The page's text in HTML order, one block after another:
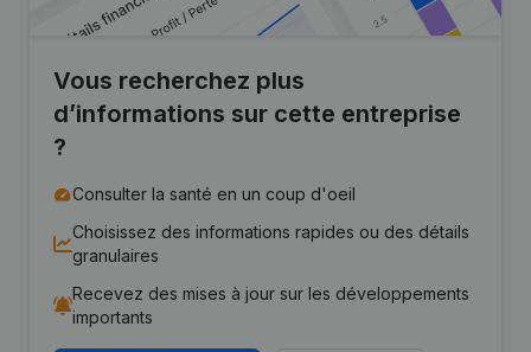
Vous recherchez plus
d’informations sur cette entreprise
?
Consulter la santé en un coup d'oeil
Choisissez des informations rapides ou des détails
granulaires
Recevez des mises à jour sur les développements
importants